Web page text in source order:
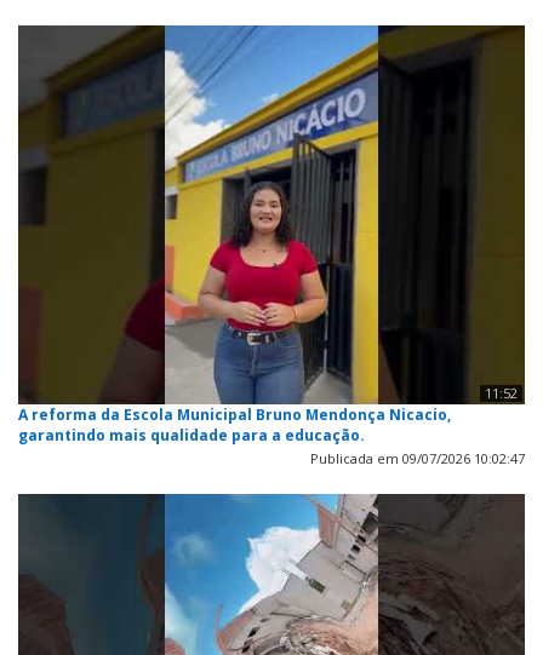
11:52
A reforma da Escola Municipal Bruno Mendonça Nicacio,
garantindo mais qualidade para a educação.
Publicada em 09/07/2026 10:02:47